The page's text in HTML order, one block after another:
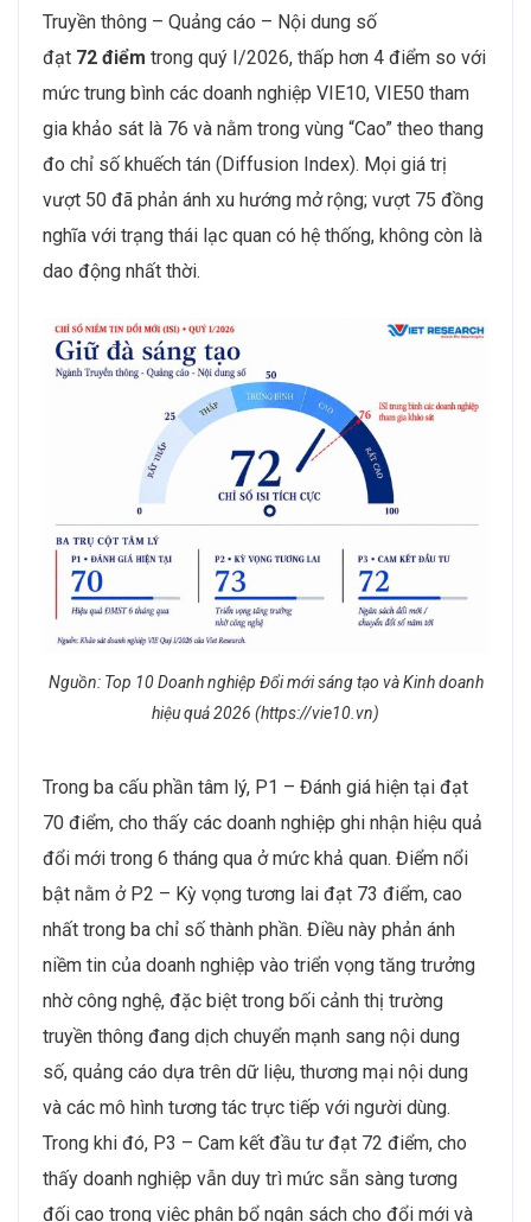
Truyền thông – Quảng cáo – Nội dung số
đạt 72 điểm trong quý I/2026, thấp hơn 4 điểm so với
mức trung bình các doanh nghiệp VIE10, VIE50 tham
gia khảo sát là 76 và nằm trong vùng “Cao” theo thang
đo chỉ số khuếch tán (Diffusion Index). Mọi giá trị
vượt 50 đã phản ánh xu hướng mở rộng; vượt 75 đồng
nghĩa với trạng thái lạc quan có hệ thống, không còn là
dao động nhất thời.
Nguồn: Top 10 Doanh nghiệp Đổi mới sáng tạo và Kinh doanh
hiệu quả 2026 (https://vie10.vn)
Trong ba cấu phần tâm lý, P1 – Đánh giá hiện tại đạt
70 điểm, cho thấy các doanh nghiệp ghi nhận hiệu quả
đổi mới trong 6 tháng qua ở mức khả quan. Điểm nổi
bật nằm ở P2 – Kỳ vọng tương lai đạt 73 điểm, cao
nhất trong ba chỉ số thành phần. Điều này phản ánh
niềm tin của doanh nghiệp vào triển vọng tăng trưởng
nhờ công nghệ, đặc biệt trong bối cảnh thị trường
truyền thông đang dịch chuyển mạnh sang nội dung
số, quảng cáo dựa trên dữ liệu, thương mại nội dung
và các mô hình tương tác trực tiếp với người dùng.
Trong khi đó, P3 – Cam kết đầu tư đạt 72 điểm, cho
thấy doanh nghiệp vẫn duy trì mức sẵn sàng tương
đối cao trong việc phân bổ ngân sách cho đổi mới và